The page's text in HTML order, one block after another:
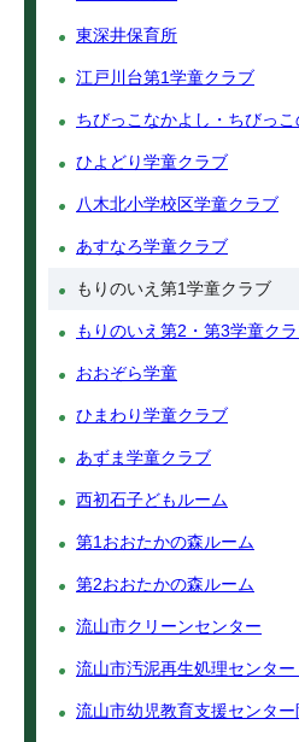
東深井保育所
江戸川台第1学童クラブ
ちびっこなかよし・ちびっ
ひよどり学童クラブ
八木北小学校区学童クラブ
あすなろ学童クラブ
もりのいえ第1学童クラブ
もりのいえ第2・第3学童ク
おおぞら学童
ひまわり学童クラブ
あずま学童クラブ
西初石子どもルーム
第1おおたかの森ルーム
第2おおたかの森ルーム
流山市クリーンセンター
流山市汚泥再生処理センター
流山市幼児教育支援センター